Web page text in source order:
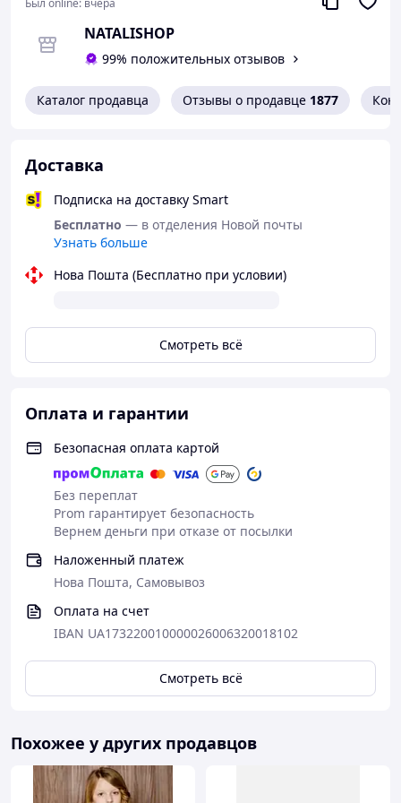
- открыты для общения, достижение
компромисса со всеми клиентами;
- наложенный платеж, с предоплатой 150
- быстрая доставка по всей Украине.
Был online: вчера
NATALISHOP
99% положительных отзывов
Каталог продавца Отзывы о продавце 1877
Доставка
Подписка на доставку Smart
Бесплатно — в отделения Новой почты
Узнать больше
Нова Пошта (Бесплатно при условии)
Смотреть всё
Оплата и гарантии
Безопасная оплата картой
Без переплат
Prom гарантирует безопасность
Вернем деньги при отказе от посылки
Наложенный платеж
Нова Пошта, Самовывоз
Оплата на счет
IBAN UA173220010000026006320018102
Смотреть всё
Похожее у других продавцов